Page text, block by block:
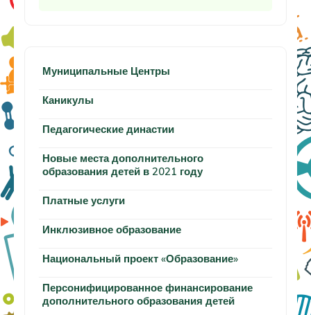
Муниципальные Центры
Каникулы
Педагогические династии
Новые места дополнительного
образования детей в 2021 году
Платные услуги
Инклюзивное образование
Национальный проект «Образование»
Персонифицированное финансирование
дополнительного образования детей